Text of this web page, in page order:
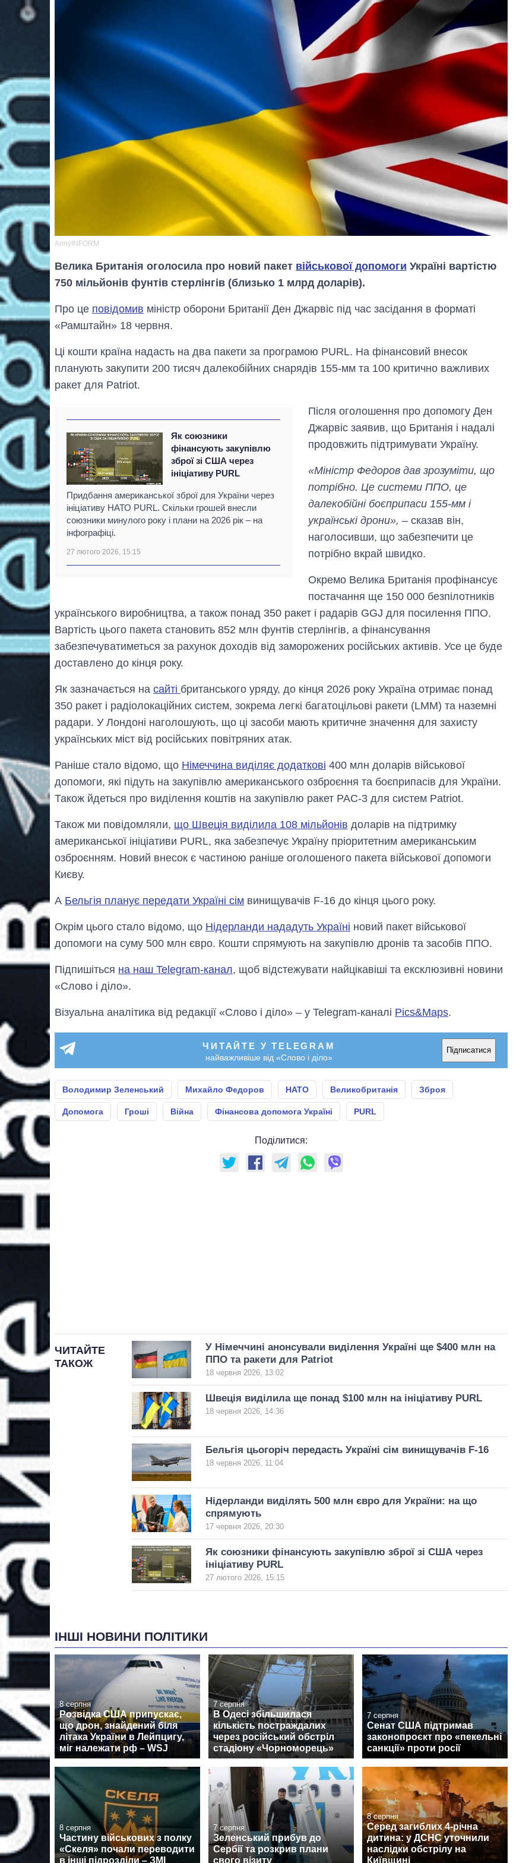
ArmyINFORM
Велика Британія оголосила про новий пакет військової допомоги Україні вартістю
750 мільйонів фунтів стерлінгів (близько 1 млрд доларів).
Про це повідомив міністр оборони Британії Ден Джарвіс під час засідання в форматі
«Рамштайн» 18 червня.
Ці кошти країна надасть на два пакети за програмою PURL. На фінансовий внесок
планують закупити 200 тисяч далекобійних снарядів 155-мм та 100 критично важливих
ракет для Patriot.
Як союзники
фінансують закупівлю
зброї зі США через
ініціативу PURL
Придбання американської зброї для України через
ініціативу НАТО PURL. Скільки грошей внесли
союзники минулого року і плани на 2026 рік – на
інфографіці.
27 лютого 2026, 15:15
Після оголошення про допомогу Ден
Джарвіс заявив, що Британія і надалі
продовжить підтримувати Україну.
«Міністр Федоров дав зрозуміти, що
потрібно. Це системи ППО, це
далекобійні боєприпаси 155-мм і
українські дрони», – сказав він,
наголосивши, що забезпечити це
потрібно вкрай швидко.
Окремо Велика Британія профінансує
постачання ще 150 000 безпілотників
українського виробництва, а також понад 350 ракет і радарів GGJ для посилення ППО.
Вартість цього пакета становить 852 млн фунтів стерлінгів, а фінансування
забезпечуватиметься за рахунок доходів від заморожених російських активів. Усе це буде
доставлено до кінця року.
Як зазначається на сайті британського уряду, до кінця 2026 року Україна отримає понад
350 ракет і радіолокаційних систем, зокрема легкі багатоцільові ракети (LMM) та наземні
радари. У Лондоні наголошують, що ці засоби мають критичне значення для захисту
українських міст від російських повітряних атак.
Раніше стало відомо, що Німеччина виділяє додаткові 400 млн доларів військової
допомоги, які підуть на закупівлю американського озброєння та боєприпасів для України.
Також йдеться про виділення коштів на закупівлю ракет PAC-3 для систем Patriot.
Також ми повідомляли, що Швеція виділила 108 мільйонів доларів на підтримку
американської ініціативи PURL, яка забезпечує Україну пріоритетним американським
озброєнням. Новий внесок є частиною раніше оголошеного пакета військової допомоги
Києву.
А Бельгія планує передати Україні сім винищувачів F-16 до кінця цього року.
Окрім цього стало відомо, що Нідерланди нададуть Україні новий пакет військової
допомоги на суму 500 млн євро. Кошти спрямують на закупівлю дронів та засобів ППО.
Підпишіться на наш Telegram-канал, щоб відстежувати найцікавіші та ексклюзивні новини
«Слово і діло».
Візуальна аналітика від редакції «Слово і діло» – у Telegram-каналі Pics&Maps.
ЧИТАЙТЕ У TELEGRAM
найважливіше від «Слово і діло»
Підписатися
Володимир Зеленський Михайло Федоров НАТО Великобританія Зброя
Допомога Гроші Війна Фінансова допомога Україні PURL
Поділитися:
ЧИТАЙТЕ
ТАКОЖ
У Німеччині анонсували виділення Україні ще $400 млн на
ППО та ракети для Patriot
18 червня 2026, 13:02
Швеція виділила ще понад $100 млн на ініціативу PURL
18 червня 2026, 14:36
Бельгія цьогоріч передасть Україні сім винищувачів F-16
18 червня 2026, 11:04
Нідерланди виділять 500 млн євро для України: на що
спрямують
17 червня 2026, 20:30
Як союзники фінансують закупівлю зброї зі США через
ініціативу PURL
27 лютого 2026, 15:15
ІНШІ НОВИНИ ПОЛІТИКИ
8 серпня
Розвідка США припускає,
що дрон, знайдений біля
літака України в Лейпцигу,
міг належати рф – WSJ
7 серпня
В Одесі збільшилася
кількість постраждалих
через російський обстріл
стадіону «Чорноморець»
7 серпня
Сенат США підтримав
законопроєкт про «пекельні
санкції» проти росії
8 серпня
Частину військових з полку
«Скеля» почали переводити
в інші підрозділи – ЗМІ
7 серпня
Зеленський прибув до
Сербії та розкрив плани
свого візиту
8 серпня
Серед загиблих 4-річна
дитина: у ДСНС уточнили
наслідки обстрілу на
Київщині
Дефіцит пам’яті:
як зріс попит на
чипи за останні
роки і що
прогнозують на
2027-й